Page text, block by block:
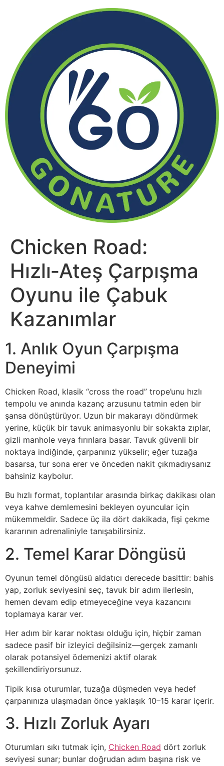
Chicken Road:
Hızlı‑Ateş Çarpışma
Oyunu ile Çabuk
Kazanımlar
1. Anlık Oyun Çarpışma
Deneyimi
Chicken Road, klasik “cross the road” trope’unu hızlı
tempolu ve anında kazanç arzusunu tatmin eden bir
şansa dönüştürüyor. Uzun bir makarayı döndürmek
yerine, küçük bir tavuk animasyonlu bir sokakta zıplar,
gizli manhole veya fırınlara basar. Tavuk güvenli bir
noktaya indiğinde, çarpanınız yükselir; eğer tuzağa
basarsa, tur sona erer ve önceden nakit çıkmadıysanız
bahsiniz kaybolur.
Bu hızlı format, toplantılar arasında birkaç dakikası olan
veya kahve demlemesini bekleyen oyuncular için
mükemmeldir. Sadece üç ila dört dakikada, fişi çekme
kararının adrenaliniyle tanışabilirsiniz.
2. Temel Karar Döngüsü
Oyunun temel döngüsü aldatıcı derecede basittir: bahis
yap, zorluk seviyesini seç, tavuk bir adım ilerlesin,
hemen devam edip etmeyeceğine veya kazancını
toplamaya karar ver.
Her adım bir karar noktası olduğu için, hiçbir zaman
sadece pasif bir izleyici değilsiniz—gerçek zamanlı
olarak potansiyel ödemenizi aktif olarak
şekillendiriyorsunuz.
Tipik kısa oturumlar, tuzağa düşmeden veya hedef
çarpanınıza ulaşmadan önce yaklaşık 10–15 karar içerir.
3. Hızlı Zorluk Ayarı
Oturumları sıkı tutmak için, Chicken Road dört zorluk
seviyesi sunar; bunlar doğrudan adım başına risk ve